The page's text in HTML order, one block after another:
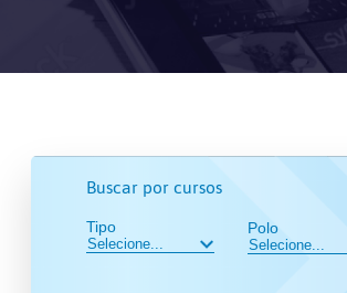
Buscar por cursos
Tipo Polo